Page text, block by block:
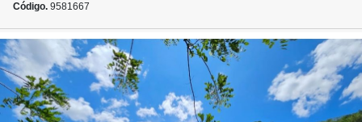
Código. 9581667